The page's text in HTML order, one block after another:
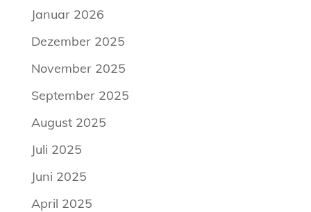
Januar 2026
Dezember 2025
November 2025
September 2025
August 2025
Juli 2025
Juni 2025
April 2025